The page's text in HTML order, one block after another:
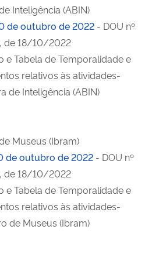
Inteligência (ABIN)
de outubro de 2022 - DOU nº
de 18/10/2022
e Tabela de Temporalidade e
relativos às atividades-
de Inteligência (ABIN)
Museus (Ibram)
de outubro de 2022 - DOU nº
de 18/10/2022
e Tabela de Temporalidade e
relativos às atividades-
de Museus (Ibram)